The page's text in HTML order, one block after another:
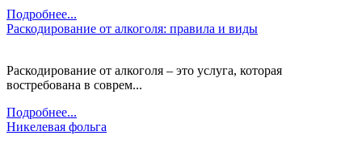
Подробнее...
Раскодирование от алкоголя: правила и виды
Раскодирование от алкоголя – это услуга, которая
востребована в соврем...
Подробнее...
Никелевая фольга